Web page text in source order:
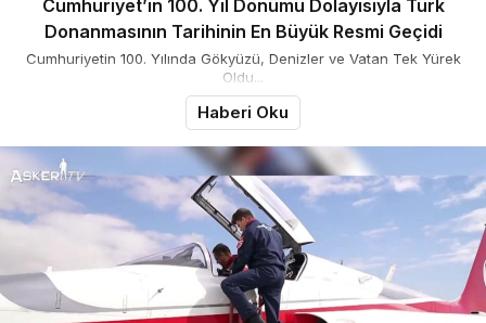
Cumhuriyet’in 100. Yıl Dönümü Dolayısıyla Türk
Donanmasının Tarihinin En Büyük Resmi Geçidi
Cumhuriyetin 100. Yılında Gökyüzü, Denizler ve Vatan Tek Yürek
Oldu...
Haberi Oku